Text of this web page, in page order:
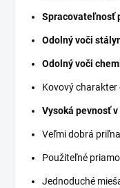
Spracovateľnosť
Odolný voči
Odolný voči
Kovový
Vysoká pevnosť
Veľmi dobrá
Použiteľné
Jednoduché